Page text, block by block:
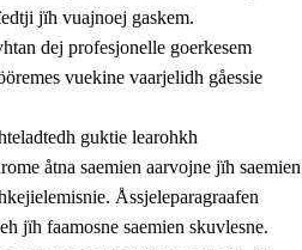
jïh vuajnoej gaskem.
dej profesjonelle goerkesem
vuekine vaarjelidh gåessie
guktie learohkh
åtna saemien aarvojne jïh saemien
Åssjeleparagraafen
jïh faamosne saemien skuvlesne.